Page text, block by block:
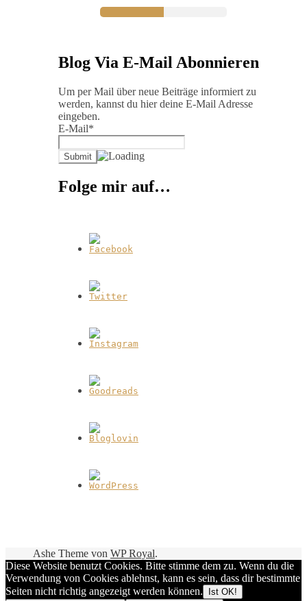
Blog Via E-Mail Abonnieren
Um per Mail über neue Beiträge informiert zu
werden, kannst du hier deine E-Mail Adresse
eingeben.
E-Mail*
Folge mir auf…
Ashe Theme von WP Royal.
Diese Website benutzt Cookies. Bitte stimme dem zu. Wenn du die
Verwendung von Cookies ablehnst, kann es sein, dass dir bestimmte
Seiten nicht richtig angezeigt werden können.
Ist OK!